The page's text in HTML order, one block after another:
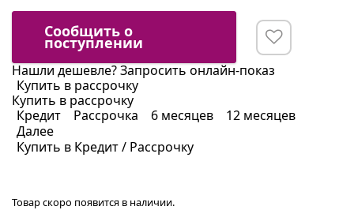
Сообщить о
поступлении
Нашли дешевле?Запросить онлайн-показ
Купить в рассрочку
Купить в рассрочку
Кредит
Рассрочка 6 месяцев
12 месяцев
Далее
Купить в Кредит / Рассрочку
Товар скоро появится в наличии.